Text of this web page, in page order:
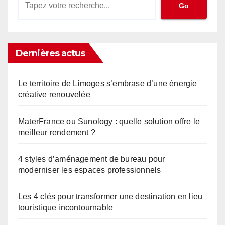
Go
Dernières actus
Le territoire de Limoges s’embrase d’une énergie
créative renouvelée
MaterFrance ou Sunology : quelle solution offre le
meilleur rendement ?
4 styles d’aménagement de bureau pour
moderniser les espaces professionnels
Les 4 clés pour transformer une destination en lieu
touristique incontournable